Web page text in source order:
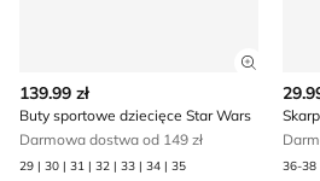
Zobacz
139.99 zł
Buty sportowe dziecięce Star Wars
Darmowa dostwa od 149 zł
29 | 30 | 31 | 32 | 33 | 34 | 35 36-38